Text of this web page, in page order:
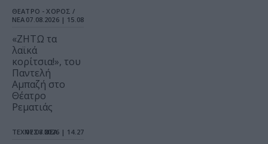
ΘΕΑΤΡΟ - ΧΟΡΟΣ /
ΝΕΑ 07.08.2026 | 15.08
«ΖΗΤΩ τα
λαϊκά
κορίτσια!», του
Παντελή
Αμπαζή στο
Θέατρο
Ρεματιάς
ΤΕΧΝΕΣ / ΝΕΑ
07.08.2026 | 14.27